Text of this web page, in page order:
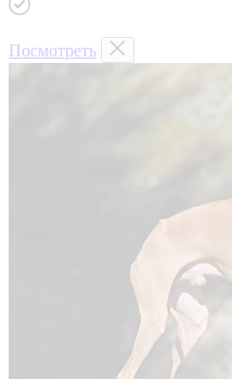
Посмотреть